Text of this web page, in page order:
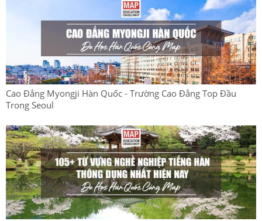
Cao Đẳng Myongji Hàn Quốc - Trường Cao Đẳng Top Đầu
Trong Seoul